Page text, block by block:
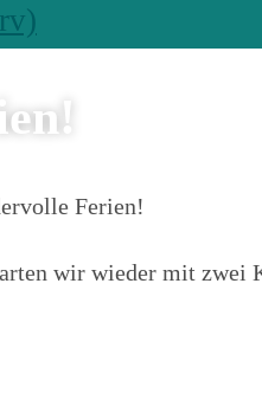
Ferien!
wir wieder mit zwei